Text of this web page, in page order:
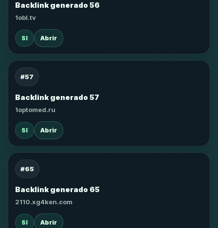
Backlink generado 56
1obl.tv
SI Abrir
#57
Backlink generado 57
1optomed.ru
SI Abrir
#65
Backlink generado 65
2110.xg4ken.com
SI Abrir